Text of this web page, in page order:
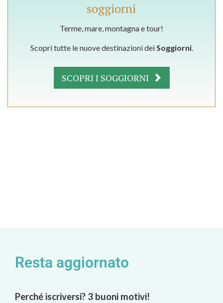
soggiorni
Terme, mare, montagna e tour!
Scopri tutte le nuove destinazioni deiSoggiorni.
SCOPRI I SOGGIORNI
Resta aggiornato
Perché iscriversi? 3 buoni motivi!